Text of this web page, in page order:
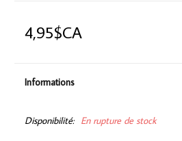
4,95$CA
Informations
Disponibilité: En rupture de stock